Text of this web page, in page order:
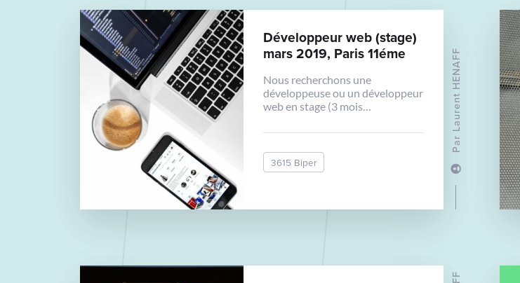
Par
Laurent HENAFF
Développeur web (stage)
mars 2019, Paris 11éme
Nous recherchons une
développeuse ou un développeur
web en stage (3 mois
notre équipe.
3615 Biper